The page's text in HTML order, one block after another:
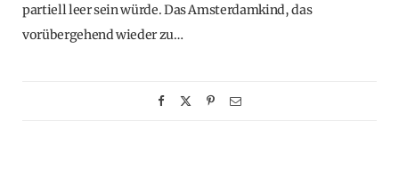
partiell leer sein würde. Das Amsterdamkind, das
vorübergehend wieder zu…